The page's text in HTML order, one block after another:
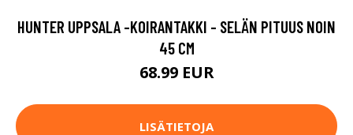
HUNTER UPPSALA -KOIRANTAKKI - SELÄN PITUUS NOIN
45 CM
68.99 EUR
LISÄTIETOJA